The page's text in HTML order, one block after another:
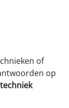
of
op